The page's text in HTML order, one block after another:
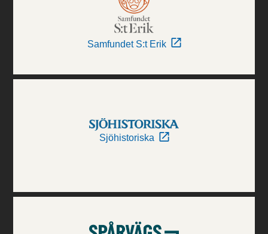
Samfundet S:t Erik
Sjöhistoriska